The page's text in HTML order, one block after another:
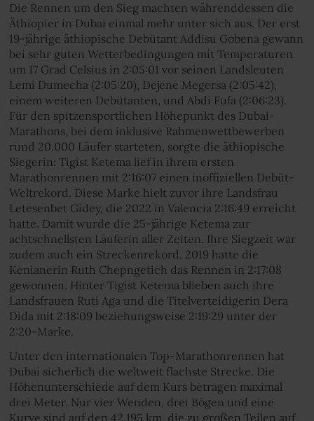
Die Rennen um den Sieg machten währenddessen die
Äthiopier in Dubai einmal mehr unter sich aus. Der erst
19-jährige äthiopische Debütant Addisu Gobena gewann
bei sehr guten Wetterbedingungen mit Temperaturen
um 17 Grad Celsius in 2:05:01 vor seinen Landsleuten
Lemi Dumecha (2:05:20), Dejene Megersa (2:05:42),
einem weiteren Debütanten, und Abdi Fufa (2:06:23).
Für den spitzensportlichen Höhepunkt des Dubai-
Marathons, bei dem inklusive Rahmenwettbewerben
rund 20.000 Läufer starteten, sorgte die äthiopische
Siegerin: Tigist Ketema lief in ihrem ersten
Marathonrennen mit 2:16:07 einen inoffiziellen Debüt-
Weltrekord. Diese Marke hielt zuvor ihre Landsfrau
Letesenbet Gidey, die 2022 in Valencia 2:16:49 erreicht
hatte. Damit wurde die 25-jährige Ketema zur
achtschnellsten Läuferin aller Zeiten. Ihre Siegzeit war
zudem auch ein Streckenrekord. 2019 hatte die
Kenianerin Ruth Chepngetich das Rennen in 2:17:08
gewonnen. Hinter Tigist Ketema blieben auch ihre
Landsfrauen Ruti Aga und die Titelverteidigerin Dera
Dida mit 2:18:09 beziehungsweise 2:19:29 unter der
2:20-Marke.
Unter den internationalen Top-Marathonrennen hat
Dubai sicherlich die weltweit flachste Strecke. Die
Höhenunterschiede auf dem Kurs betragen maximal
drei Meter. Nur vier Wenden, drei Bögen und eine
Kurve sind auf den 42,195 km, die zu großen Teilen auf